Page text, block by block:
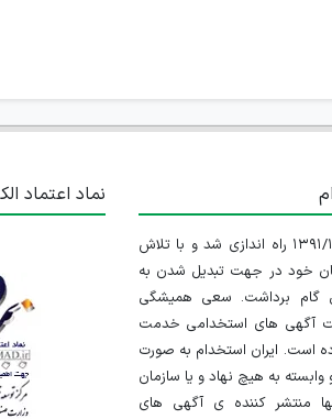
سایت ایران استخدام در تاریخ ۱۳۹۱/۱/۱۰ راه اندازی شد و با تلاش
خود در جهت تبدیل شدن به
گام برداشت. سعی همیشگی
آگهی های استخدامی خدمت
است. ایران استخدام به صورت
به هیچ نهاد و یا سازمان
منتشر کننده ی آگهی های
نماد اعتماد